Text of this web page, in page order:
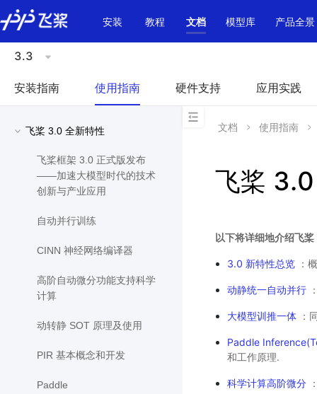
\u200E
安装
教程 文档 模型库 产品全景
3.3
安装指南 使用指南 硬件支持 应用实践
飞桨 3.0 全新特性
飞桨框架 3.0 正式版发布
——加速大模型时代的技术
创新与产业应用
自动并行训练
CINN 神经网络编译器
高阶自动微分功能支持科学
计算
动转静 SOT 原理及使用
PIR 基本概念和开发
Paddle
文档 使用指南
飞桨
以下将详细地介绍飞
3.0 新特性总览：
动静统一自动并行
大模型训推一体：
Paddle
和工作原理.
科学计算高阶微分